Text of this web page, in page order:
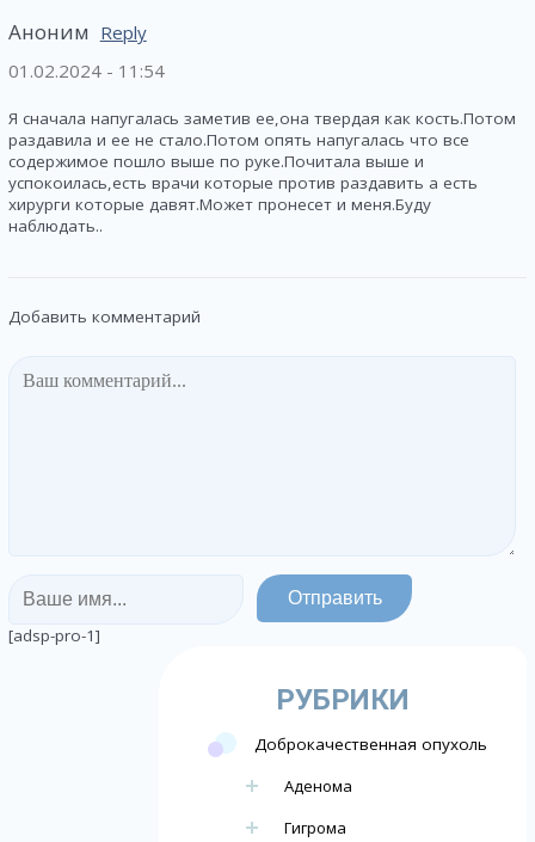
Аноним Reply
01.02.2024 - 11:54
Я сначала напугалась заметив ее,она твердая как кость.Потом
раздавила и ее не стало.Потом опять напугалась что все
содержимое пошло выше по руке.Почитала выше и
успокоилась,есть врачи которые против раздавить а есть
хирурги которые давят.Может пронесет и меня.Буду
наблюдать..
Добавить комментарий
[adsp-pro-1]
РУБРИКИ
Доброкачественная опухоль
Аденома
Гигрома